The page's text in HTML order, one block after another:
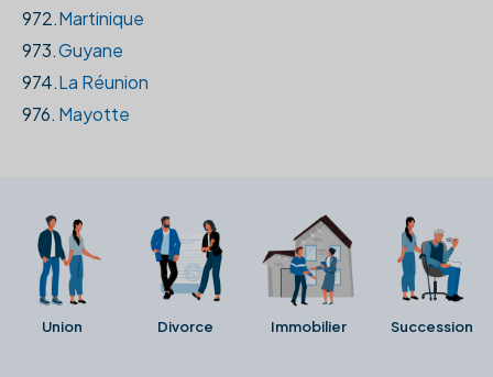
972.Martinique
973.Guyane
974.La Réunion
976. Mayotte
Union Divorce Immobilier Succession